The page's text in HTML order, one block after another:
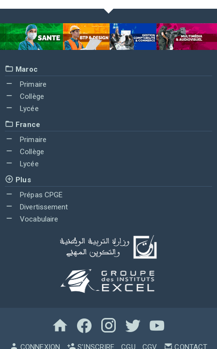
Maroc
Primaire
Collège
Lycée
France
Primaire
Collège
Lycée
Plus
Prépas CPGE
Divertissement
Vocabulaire
CONNEXION S'INSCRIRE CGU CGV CONTACT